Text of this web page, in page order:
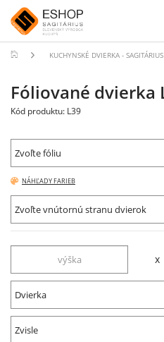
KUCHYNSKÉ DVIERKA - SAGITÁRIUS
Fóliované dvierka
Kód produktu: L39
Zvoľte fóliu
NÁHĽADY FARIEB
Zvoľte vnútornú stranu dvierok
x
Dvierka
Zvisle